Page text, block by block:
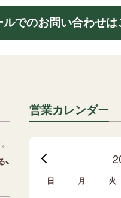
ルでのお問い合わせ
営業カレンダー
日 月 火